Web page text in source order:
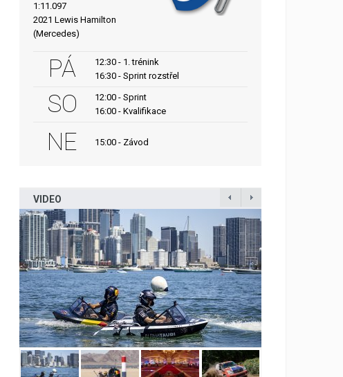
1:11.097
2021 Lewis Hamilton
(Mercedes)
PÁ
12:30 - 1. trénink
16:30 - Sprint rozstřel
SO
12:00 - Sprint
16:00 - Kvalifikace
NE 15:00 - Závod
VIDEO